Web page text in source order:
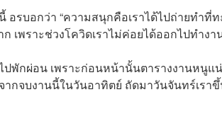
รบอกว่า “ความสนุกคือเราได้ไปถ่ายทำที่ท
เพราะช่วงโควิดเราไม่ค่อยได้ออกไปทำงา
ปพักผ่อน เพราะก่อนหน้านั้นตารางงานหนูแ
กจบงานนี้ในวันอาทิตย์ ถัดมาวันจันทร์เรา